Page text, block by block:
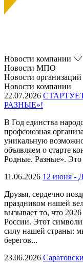
Новости компании
Новости МПО
Новости организаций
Новости компании
22.07.2026
РАЗНЫЕ»!
В Год единства
профсоюзная
уникальную
объявляем о старте
Родные. Разные». Это
11.06.2026 12 июня -
Друзья, сердечно
праздником нашей
вызывает то, что
России. Этот
силу нашей страны:
берегов...
23.06.2026